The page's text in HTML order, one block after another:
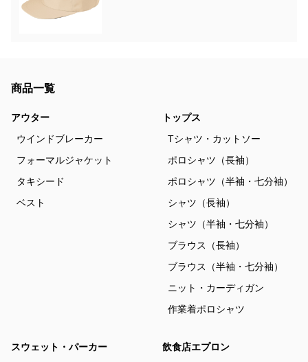
商品一覧
アウター
ウインドブレーカー
フォーマルジャケット
タキシード
ベスト
トップス
Tシャツ・カットソー
ポロシャツ（長袖）
ポロシャツ（半袖・七分袖）
シャツ（長袖）
シャツ（半袖・七分袖）
ブラウス（長袖）
ブラウス（半袖・七分袖）
ニット・カーディガン
作業着ポロシャツ
スウェット・パーカー
飲食店エプロン